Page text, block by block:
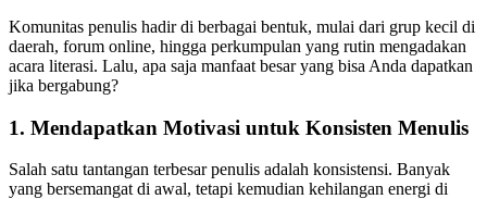
Komunitas penulis hadir di berbagai bentuk, mulai dari grup kecil di
daerah, forum online, hingga perkumpulan yang rutin mengadakan
acara literasi. Lalu, apa saja manfaat besar yang bisa Anda dapatkan
jika bergabung?
1. Mendapatkan Motivasi untuk Konsisten Menulis
Salah satu tantangan terbesar penulis adalah konsistensi. Banyak
yang bersemangat di awal, tetapi kemudian kehilangan energi di